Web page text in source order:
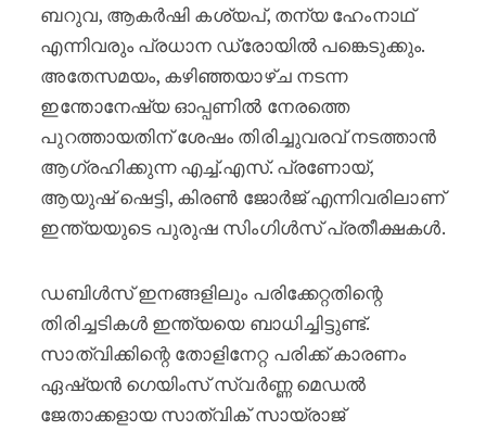
ബറുവ, ആകർഷി കശ്യപ്, തന്യ ഹേംനാഥ്
എന്നിവരും പ്രധാന ഡ്രോയിൽ പങ്കെടുക്കും.
അതേസമയം, കഴിഞ്ഞയാഴ്ച നടന്ന
ഇന്തോനേഷ്യ ഓപ്പണിൽ നേരത്തെ
പുറത്തായതിന് ശേഷം തിരിച്ചുവരവ് നടത്താൻ
ആഗ്രഹിക്കുന്ന എച്ച്.എസ്. പ്രണോയ്,
ആയുഷ് ഷെട്ടി, കിരൺ ജോർജ് എന്നിവരിലാണ്
ഇന്ത്യയുടെ പുരുഷ സിംഗിൾസ് പ്രതീക്ഷകൾ.
ഡബിൾസ് ഇനങ്ങളിലും പരിക്കേറ്റതിന്റെ
തിരിച്ചടികൾ ഇന്ത്യയെ ബാധിച്ചിട്ടുണ്ട്.
സാത്വിക്കിന്റെ തോളിനേറ്റ പരിക്ക് കാരണം
ഏഷ്യൻ ഗെയിംസ് സ്വർണ്ണ മെഡൽ
ജേതാക്കളായ സാത്വിക് സായ്‌രാജ്